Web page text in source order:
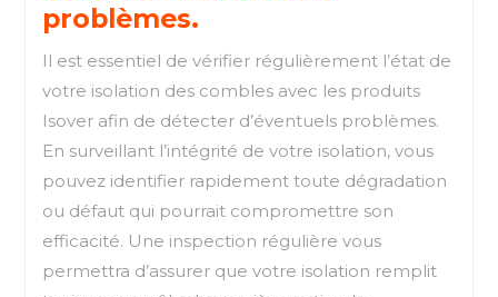
problèmes.
Il est essentiel de vérifier régulièrement l’état de
votre isolation des combles avec les produits
Isover afin de détecter d’éventuels problèmes.
En surveillant l’intégrité de votre isolation, vous
pouvez identifier rapidement toute dégradation
ou défaut qui pourrait compromettre son
efficacité. Une inspection régulière vous
permettra d’assurer que votre isolation remplit